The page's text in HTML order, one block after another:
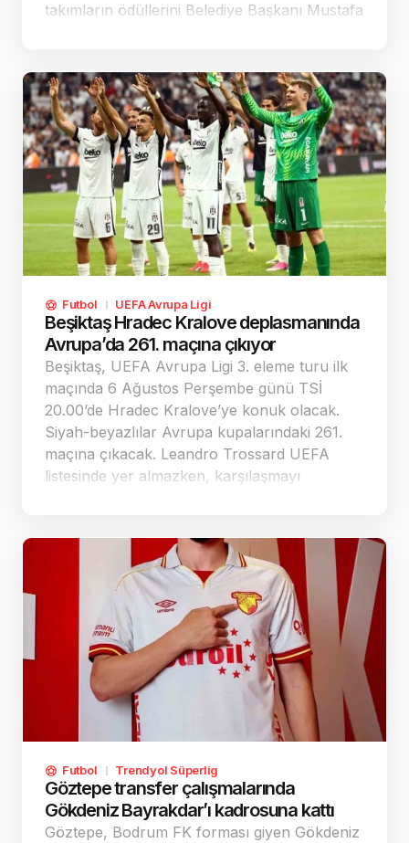
takımların ödüllerini Belediye Başkanı Mustafa
Futbol UEFA Avrupa Ligi
Beşiktaş Hradec Kralove deplasmanında
Avrupa’da 261. maçına çıkıyor
Beşiktaş, UEFA Avrupa Ligi 3. eleme turu ilk
maçında 6 Ağustos Perşembe günü TSİ
20.00’de Hradec Kralove’ye konuk olacak.
Siyah-beyazlılar Avrupa kupalarındaki 261.
maçına çıkacak. Leandro Trossard UEFA
listesinde yer almazken, karşılaşmayı
Futbol Trendyol Süperlig
Göztepe transfer çalışmalarında
Gökdeniz Bayrakdar’ı kadrosuna kattı
Göztepe, Bodrum FK forması giyen Gökdeniz